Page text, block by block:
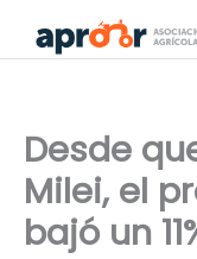
Desde
Milei, el
bajó un